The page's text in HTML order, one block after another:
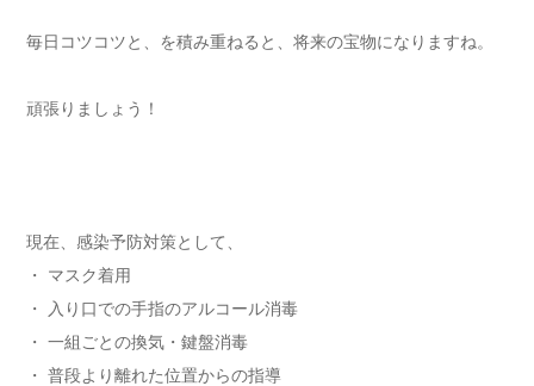
毎日コツコツと、を積み重ねると、将来の宝物になりますね。
頑張りましょう！
現在、感染予防対策として、
・ マスク着用
・ 入り口での手指のアルコール消毒
・ 一組ごとの換気・鍵盤消毒
・ 普段より離れた位置からの指導